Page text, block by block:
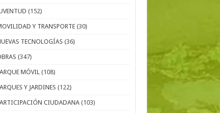
(152)
Y TRANSPORTE (30)
TECNOLOGÍAS (36)
(347)
MÓVIL (108)
Y JARDINES (122)
CIUDADANA (103)